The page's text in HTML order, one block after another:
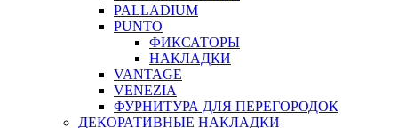
PALLADIUM
PUNTO
ФИКСАТОРЫ
НАКЛАДКИ
VANTAGE
VENEZIA
ФУРНИТУРА ДЛЯ ПЕРЕГОРОДОК
ДЕКОРАТИВНЫЕ НАКЛАДКИ